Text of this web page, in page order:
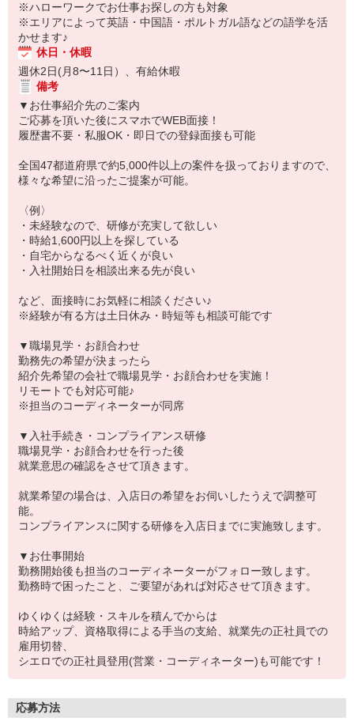
※ハローワークでお仕事お探しの方も対象
※エリアによって英語・中国語・ポルトガル語などの語学を活
かせます♪
休日・休暇
週休2日(月8〜11日）、有給休暇
備考
▼お仕事紹介先のご案内
ご応募を頂いた後にスマホでWEB面接！
履歴書不要・私服OK・即日での登録面接も可能
全国47都道府県で約5,000件以上の案件を扱っておりますので、
様々な希望に沿ったご提案が可能。
〈例〉
・未経験なので、研修が充実して欲しい
・時給1,600円以上を探している
・自宅からなるべく近くが良い
・入社開始日を相談出来る先が良い
など、面接時にお気軽に相談ください♪
※経験が有る方は土日休み・時短等も相談可能です
▼職場見学・お顔合わせ
勤務先の希望が決まったら
紹介先希望の会社で職場見学・お顔合わせを実施！
リモートでも対応可能♪
※担当のコーディネーターが同席
▼入社手続き・コンプライアンス研修
職場見学・お顔合わせを行った後
就業意思の確認をさせて頂きます。
就業希望の場合は、入店日の希望をお伺いしたうえで調整可
能。
コンプライアンスに関する研修を入店日までに実施致します。
▼お仕事開始
勤務開始後も担当のコーディネーターがフォロー致します。
勤務時で困ったこと、ご要望があれば対応させて頂きます。
ゆくゆくは経験・スキルを積んでからは
時給アップ、資格取得による手当の支給、就業先の正社員での
雇用切替、
シエロでの正社員登用(営業・コーディネーター)も可能です！
応募方法